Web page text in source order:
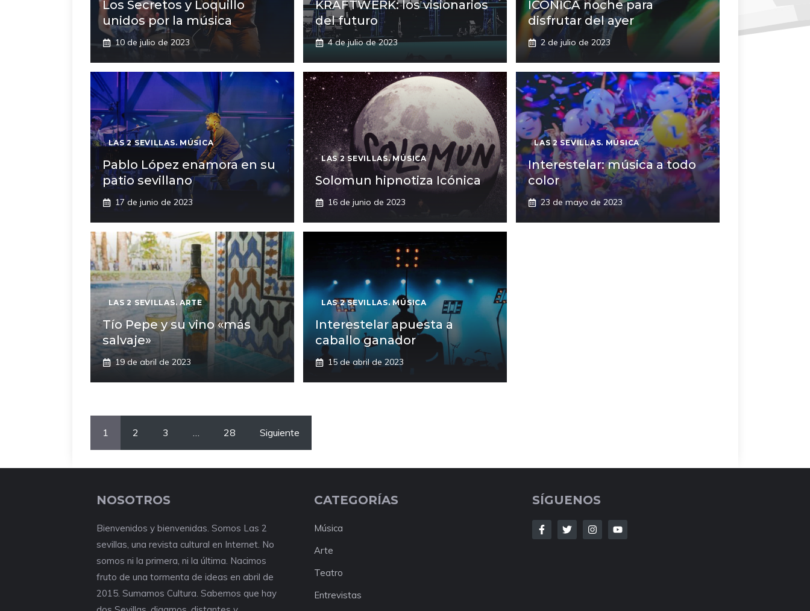
Los Secretos y Loquillo
unidos por la música
10 de julio de 2023
KRAFTWERK: los visionarios
del futuro
4 de julio de 2023
ICÓNICA noche para
disfrutar del ayer
2 de julio de 2023
LAS 2 SEVILLAS. MÚSICA
Pablo López enamora en su
patio sevillano
17 de junio de 2023
LAS 2 SEVILLAS. MÚSICA
Solomun hipnotiza Icónica
16 de junio de 2023
LAS 2 SEVILLAS. MÚSICA
Interestelar: música a todo
color
23 de mayo de 2023
LAS 2 SEVILLAS. ARTE
Tío Pepe y su vino «más
salvaje»
19 de abril de 2023
LAS 2 SEVILLAS. MÚSICA
Interestelar apuesta a
caballo ganador
15 de abril de 2023
1 2 3 … 28 Siguiente
NOSOTROS
Bienvenidos y bienvenidas. Somos Las 2
sevillas, una revista cultural en Internet. No
somos ni la primera, ni la última. Nacimos
fruto de una tormenta de ideas en abril de
2015. Sumamos Cultura. Sabemos que hay
CATEGORÍAS
Música
Arte
Teatro
Entrevistas
SÍGUENOS